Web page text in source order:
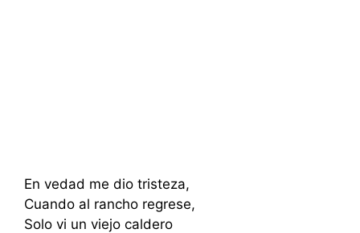
En vedad me dio tristeza,
Cuando al rancho regrese,
Solo vi un viejo caldero